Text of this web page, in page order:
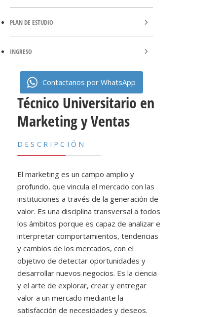
PLAN DE ESTUDIO
INGRESO
Contactanos por WhatsApp
Técnico Universitario en
Marketing y Ventas
DESCRIPCIÓN
El marketing es un campo amplio y
profundo, que vincula el mercado con las
instituciones a través de la generación de
valor. Es una disciplina transversal a todos
los ámbitos porque es capaz de analizar e
interpretar comportamientos, tendencias
y cambios de los mercados, con el
objetivo de detectar oportunidades y
desarrollar nuevos negocios. Es la ciencia
y el arte de explorar, crear y entregar
valor a un mercado mediante la
satisfacción de necesidades y deseos.